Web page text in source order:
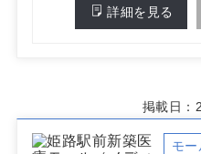
詳細を見る
掲載日：
モー